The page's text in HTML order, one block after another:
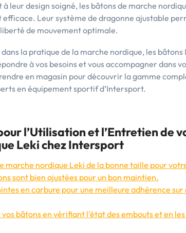
leur design soigné, les bâtons de marche
Leur système de dragonne ajustable
de mouvement optimale.
la pratique de la marche nordique, les bâtons
à vos besoins et vous accompagner dans
en magasin pour découvrir la gamme
en équipement sportif d’Intersport.
l’Utilisation et l’Entretien de
Leki chez Intersport
marche nordique Leki de la bonne taille pour
sont bien ajustées pour un bon maintien.
en carbure pour une meilleure adhérence
bâtons en vérifiant l’état des embouts et en